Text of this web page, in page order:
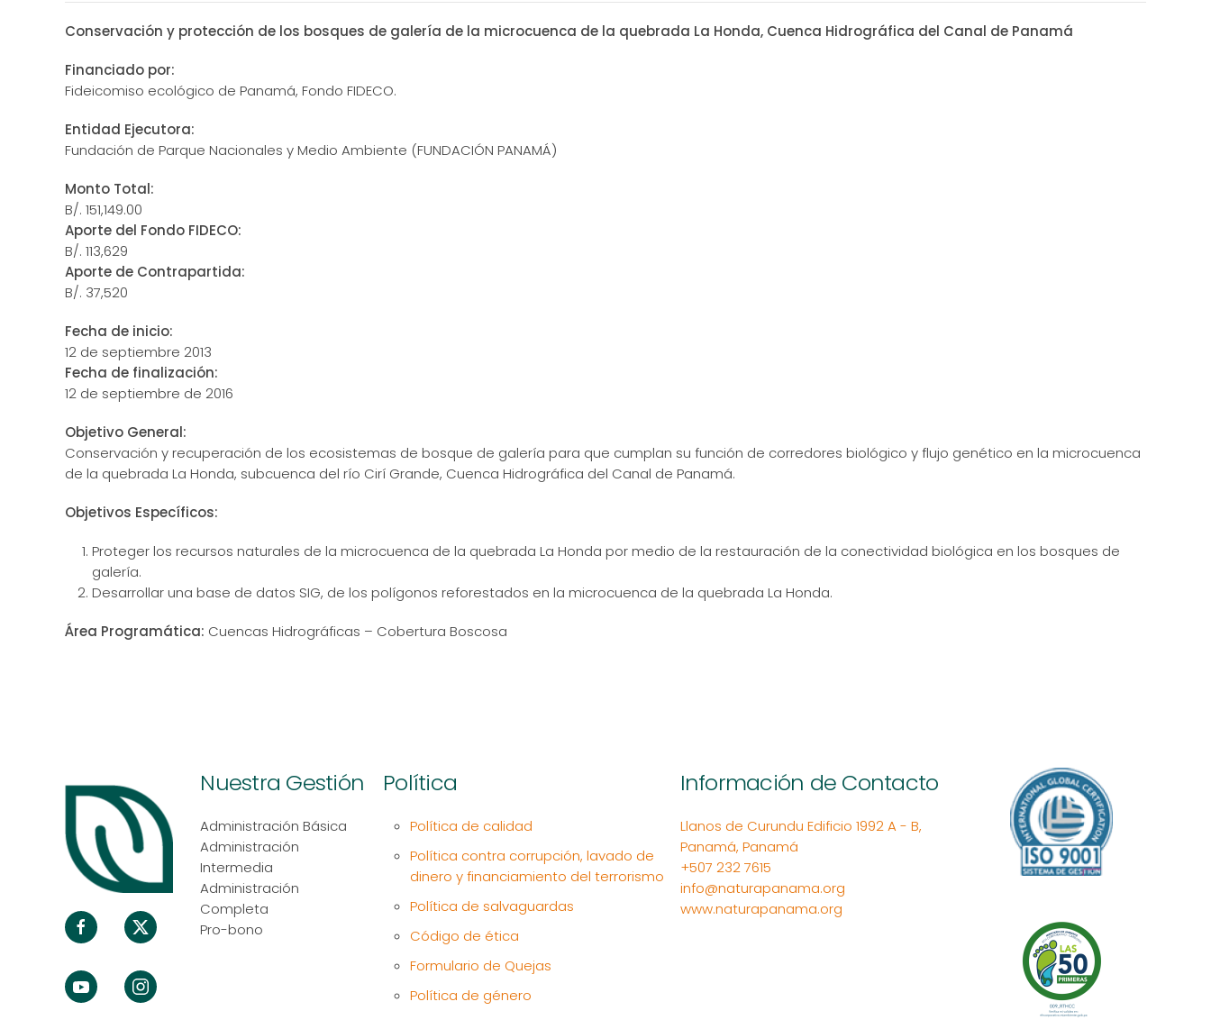
Conservación y protección de los bosques de galería de la microcuenca de la quebrada La Honda, Cuenca Hidrográfica del Canal de Panamá
Financiado por:
Fideicomiso ecológico de Panamá, Fondo FIDECO.
Entidad Ejecutora:
Fundación de Parque Nacionales y Medio Ambiente (FUNDACIÓN PANAMÁ)
Monto Total:
B/. 151,149.00
Aporte del Fondo FIDECO:
B/. 113,629
Aporte de Contrapartida:
B/. 37,520
Fecha de inicio:
12 de septiembre 2013
Fecha de finalización:
12 de septiembre de 2016
Objetivo General:
Conservación y recuperación de los ecosistemas de bosque de galería para que cumplan su función de corredores biológico y flujo genético en la microcuenca
de la quebrada La Honda, subcuenca del río Cirí Grande, Cuenca Hidrográfica del Canal de Panamá.
Objetivos Específicos:
Proteger los recursos naturales de la microcuenca de la quebrada La Honda por medio de la restauración de la conectividad biológica en los bosques de
galería.
Desarrollar una base de datos SIG, de los polígonos reforestados en la microcuenca de la quebrada La Honda.
Área Programática: Cuencas Hidrográficas – Cobertura Boscosa
Nuestra Gestión
Administración Básica
Administración
Intermedia
Administración
Completa
Pro-bono
Política
Política de calidad
Política contra corrupción, lavado de
dinero y financiamiento del terrorismo
Política de salvaguardas
Código de ética
Formulario de Quejas
Política de género
Información de Contacto
Llanos de Curundu Edificio 1992 A - B,
Panamá, Panamá
+507 232 7615
info@naturapanama.org
www.naturapanama.org